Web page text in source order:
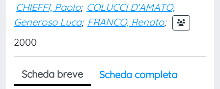
CHIEFFI, Paolo; COLUCCI D'AMATO,
Generoso Luca; FRANCO, Renato;
2000
Scheda breve
Scheda completa